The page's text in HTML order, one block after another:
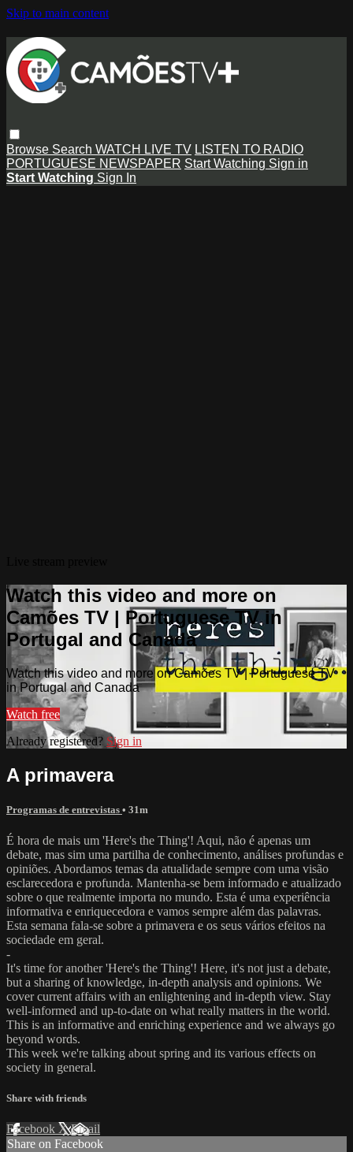
Skip to main content
Browse Search WATCH LIVE TV LISTEN TO RADIO
PORTUGUESE NEWSPAPER Start Watching Sign in
Start Watching Sign In
Watch this video and more on
Camões TV | Portuguese TV in
Portugal and Canada
Watch this video and more on Camões TV | Portuguese TV
in Portugal and Canada
Watch free
Already registered? Sign in
A primavera
Programas de entrevistas • 31m
É hora de mais um 'Here's the Thing'! Aqui, não é apenas um
debate, mas sim uma partilha de conhecimento, análises profundas e
opiniões. Abordamos temas da atualidade sempre com uma visão
esclarecedora e profunda. Mantenha-se bem informado e atualizado
sobre o que realmente importa no mundo. Esta é uma experiência
informativa e enriquecedora e vamos sempre além das palavras.
Esta semana fala-se sobre a primavera e os seus vários efeitos na
sociedade em geral.
-
It's time for another 'Here's the Thing'! Here, it's not just a debate,
but a sharing of knowledge, in-depth analysis and opinions. We
cover current affairs with an enlightening and in-depth view. Stay
well-informed and up-to-date on what really matters in the world.
This is an informative and enriching experience and we always go
beyond words.
This week we're talking about spring and its various effects on
society in general.
Share with friends
Facebook XEmail
Share on Facebook